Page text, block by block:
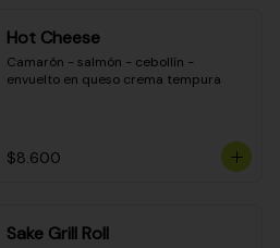
Hot Cheese
Camarón - salmón - cebollín -
envuelto en queso crema tempura
$8.600
Sake Grill Roll